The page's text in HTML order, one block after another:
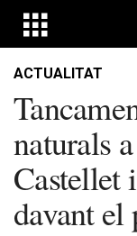
ACTUALITAT
naturals
Castellet
davant